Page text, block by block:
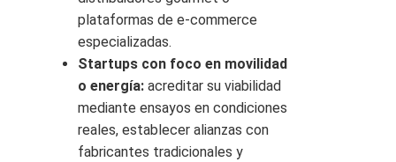
plataformas de e‑commerce
especializadas.
Startups con foco en movilidad
o energía: acreditar su viabilidad
mediante ensayos en condiciones
reales, establecer alianzas con
fabricantes tradicionales y